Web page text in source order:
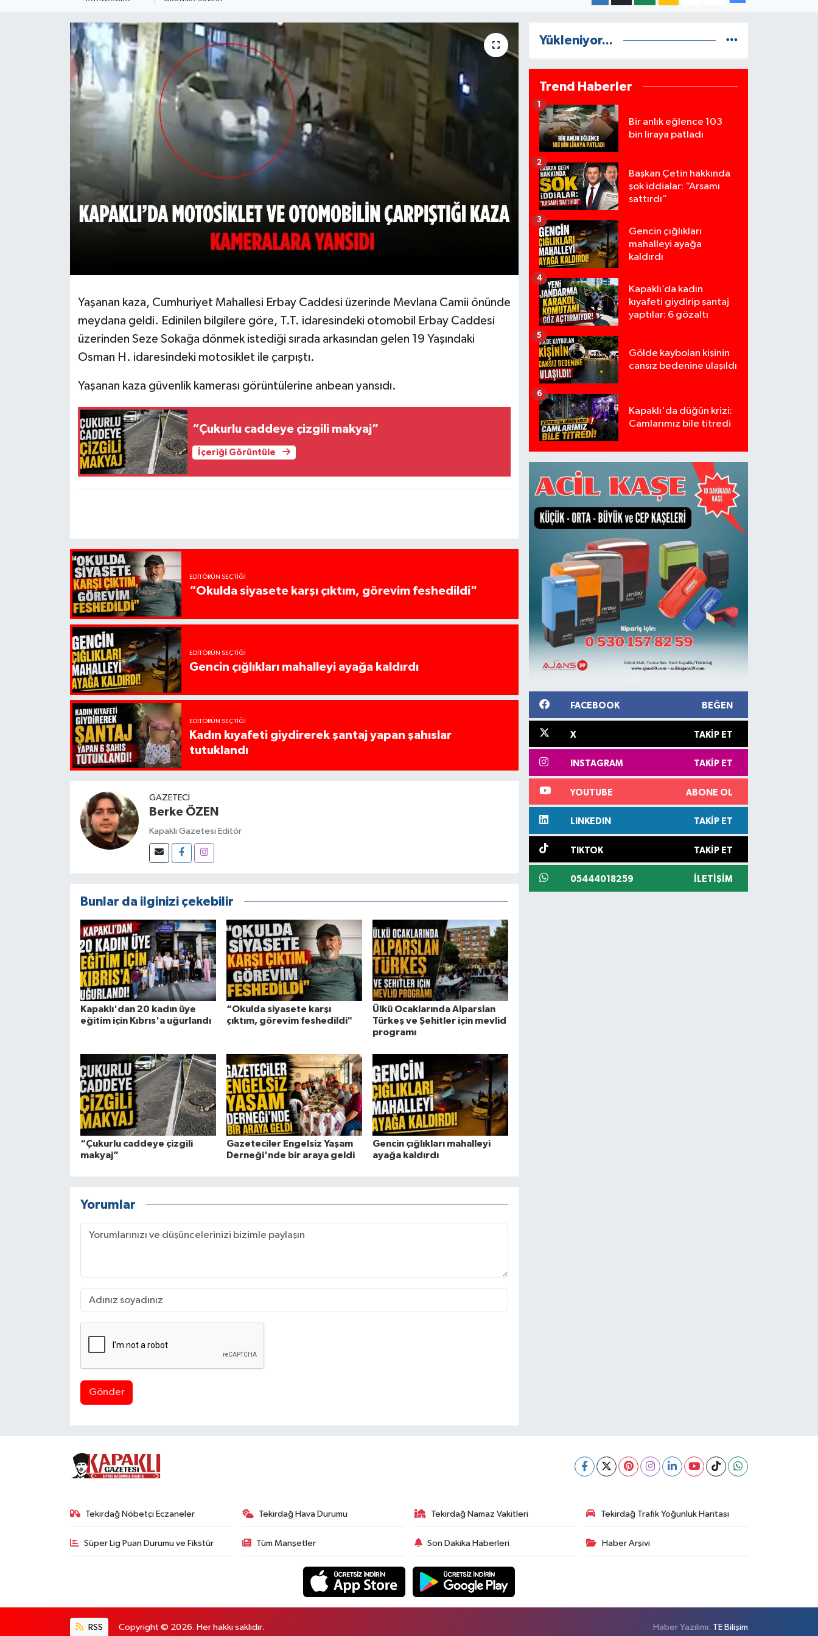
Yaşanan kaza, Cumhuriyet Mahallesi Erbay Caddesi üzerinde Mevlana Camii önünde
meydana geldi. Edinilen bilgilere göre, T.T. idaresindeki otomobil Erbay Caddesi
üzerinden Seze Sokağa dönmek istediği sırada arkasından gelen 19 Yaşındaki
Osman H. idaresindeki motosiklet ile çarpıştı.
Yaşanan kaza güvenlik kamerası görüntülerine anbean yansıdı.
“Çukurlu caddeye çizgili makyaj”
İçeriği Görüntüle
EDITÖRÜN SEÇTIĞI
“Okulda siyasete karşı çıktım, görevim feshedildi"
EDITÖRÜN SEÇTIĞI
Gencin çığlıkları mahalleyi ayağa kaldırdı
EDITÖRÜN SEÇTIĞI
Kadın kıyafeti giydirerek şantaj yapan şahıslar
tutuklandı
GAZETECI
Berke ÖZEN
Kapaklı Gazetesi Editör
Bunlar da ilginizi çekebilir
Kapaklı'dan 20 kadın üye
eğitim için Kıbrıs'a uğurlandı
“Okulda siyasete karşı
çıktım, görevim feshedildi"
Ülkü Ocaklarında Alparslan
Türkeş ve Şehitler için mevlid
programı
“Çukurlu caddeye çizgili
makyaj”
Gazeteciler Engelsiz Yaşam
Derneği'nde bir araya geldi
Gencin çığlıkları mahalleyi
ayağa kaldırdı
Yorumlar
Gönder
Yükleniyor...
Trend Haberler
Bir anlık eğlence 103
bin liraya patladı
1
Başkan Çetin hakkında
şok iddialar: “Arsamı
sattırdı”
2
Gencin çığlıkları
mahalleyi ayağa
kaldırdı
3
Kapaklı’da kadın
kıyafeti giydirip şantaj
yaptılar: 6 gözaltı
4
Gölde kaybolan kişinin
cansız bedenine ulaşıldı
5
Kapaklı'da düğün krizi:
Camlarımız bile titredi
6
FACEBOOK BEĞEN
X TAKIP ET
INSTAGRAM TAKIP ET
YOUTUBE ABONE OL
LINKEDIN TAKIP ET
TIKTOK TAKIP ET
05444018259 İLETIŞIM
Tekirdağ Nöbetçi Eczaneler Tekirdağ Hava Durumu Tekirdağ Namaz Vakitleri Tekirdağ Trafik Yoğunluk Haritası
Süper Lig Puan Durumu ve Fikstür Tüm Manşetler Son Dakika Haberleri Haber Arşivi
RSS Copyright © 2026. Her hakkı saklıdır. Haber Yazılımı: TE Bilişim
Ekonomi
Teknoloji